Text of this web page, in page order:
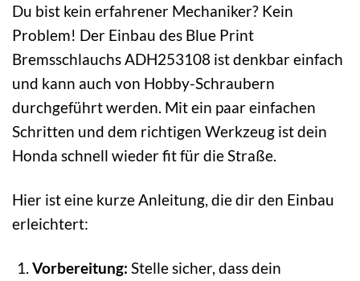
Du bist kein erfahrener Mechaniker? Kein
Problem! Der Einbau des Blue Print
Bremsschlauchs ADH253108 ist denkbar einfach
und kann auch von Hobby-Schraubern
durchgeführt werden. Mit ein paar einfachen
Schritten und dem richtigen Werkzeug ist dein
Honda schnell wieder fit für die Straße.
Hier ist eine kurze Anleitung, die dir den Einbau
erleichtert:
Vorbereitung: Stelle sicher, dass dein